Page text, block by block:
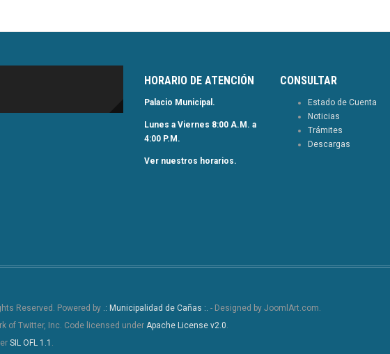
HORARIO DE ATENCIÓN
Palacio Municipal.
Lunes a Viernes 8:00 A.M. a
4:00 P.M.
Ver nuestros horarios.
CONSULTAR
Estado de Cuenta
Noticias
Trámites
Descargas
Reserved. Powered by .: Municipalidad de Cañas :. - Designed by JoomlArt.com.
of Twitter, Inc. Code licensed under Apache License v2.0
SIL OFL 1.1